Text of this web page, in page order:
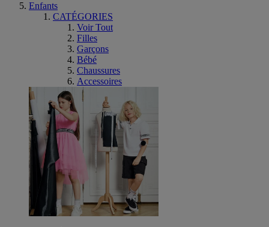
Enfants
CATÉGORIES
Voir Tout
Filles
Garçons
Bébé
Chaussures
Accessoires